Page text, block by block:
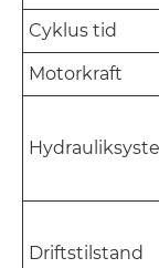
Cyklus tid
Motorkraft
Driftstilstand